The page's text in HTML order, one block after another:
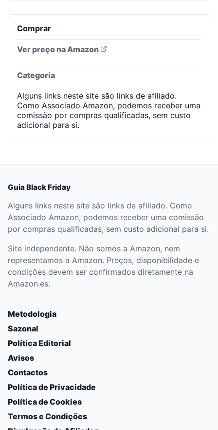
Comprar
Ver preço na Amazon
Categoria
Alguns links neste site são links de afiliado.
Como Associado Amazon, podemos receber uma
comissão por compras qualificadas, sem custo
adicional para si.
Guia Black Friday
Alguns links neste site são links de afiliado. Como
Associado Amazon, podemos receber uma comissão
por compras qualificadas, sem custo adicional para si.
Site independente. Não somos a Amazon, nem
representamos a Amazon. Preços, disponibilidade e
condições devem ser confirmados diretamente na
Amazon.es.
Metodologia
Sazonal
Política Editorial
Avisos
Contactos
Política de Privacidade
Política de Cookies
Termos e Condições